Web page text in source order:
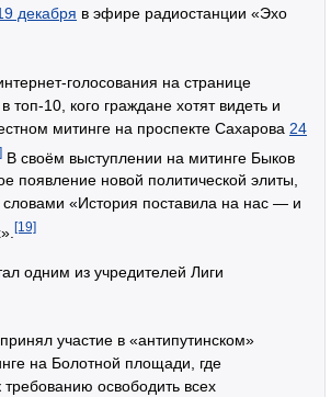
декабря в эфире радиостанции «Эхо
голосования на странице
топ-10, кого граждане хотят видеть и
митинге на проспекте Сахарова 24
В своём выступлении на митинге Быков
появление новой политической элиты,
«История поставила на нас — и
[19]
одним из учредителей Лиги
участие в «антипутинском»
на Болотной площади, где
требованию освободить всех